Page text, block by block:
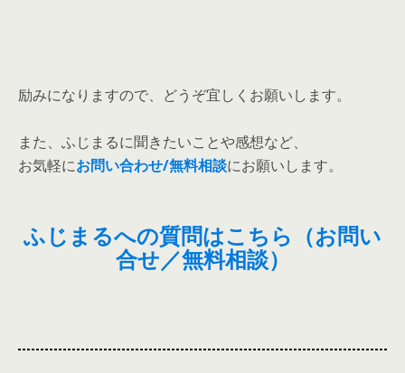
励みになりますので、どうぞ宜しくお願いします。
また、ふじまるに聞きたいことや感想など、
お気軽にお問い合わせ/無料相談にお願いします。
ふじまるへの質問はこちら（お問い
合せ／無料相談）